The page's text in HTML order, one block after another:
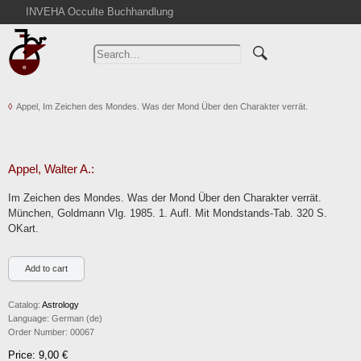
INVEHA Occulte Buchhandlung
Home
Advanced Search
Cart
Contact
Terms
Withdrawal
Privacy Policy
Imprint
Appel, Im Zeichen des Mondes. Was der Mond Über den Charakter verrät.
Appel, Walter A.:
Im Zeichen des Mondes. Was der Mond Über den Charakter verrät.
München, Goldmann Vlg. 1985. 1. Aufl. Mit Mondstands-Tab. 320 S.
OKart.
Catalog: Astrology
Language: German (de)
Order Number: 00067
Price: 9,00 €